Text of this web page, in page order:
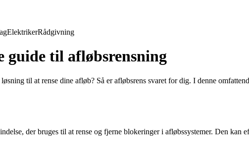
ElektrikerRådgivning
guide til afløbsrensning
til at rense dine afløb? Så er afløbsrens svaret for dig. I denne
der bruges til at rense og fjerne blokeringer i afløbssystemer. Den kan